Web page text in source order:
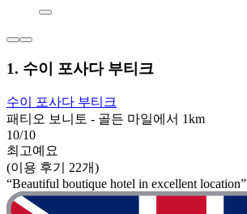
1. 수이 포사다 부티크
수이 포사다 부티크
패티오 보니토 - 골든 마일에서 1km
10/10
최고예요
(이용 후기 22개)
“Beautiful boutique hotel in excellent location”